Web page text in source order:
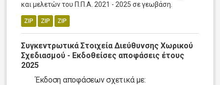
και μελετών του Π.Π.Α. 2021 - 2025 σε γεωβάση.
ZIP ZIP ZIP
Συγκεντρωτικά Στοιχεία Διεύθυνσης Χωρικού
Σχεδιασμού - Εκδοθείσες αποφάσεις έτους
2025
Έκδοση αποφάσεων σχετικά με: